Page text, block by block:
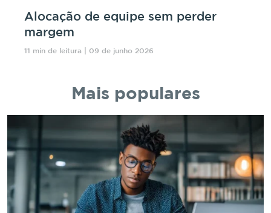
Alocação de equipe sem perder
margem
11 min de leitura | 09 de junho 2026
Mais populares